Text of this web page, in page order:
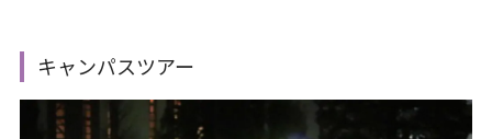
キャンパスツアー